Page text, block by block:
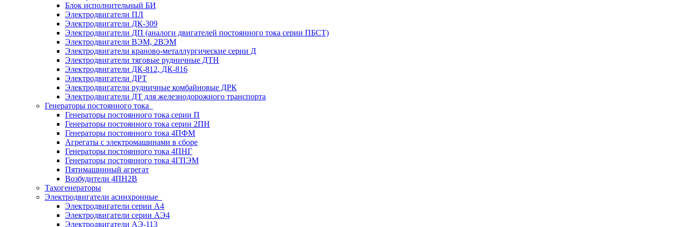
Блок исполнительный БИ
Электродвигатели ПЛ
Электродвигатели ДК-309
Электродвигатели ДП (аналоги двигателей постоянного тока серии ПБСТ)
Электродвигатели ВЭМ, 2ВЭМ
Электродвигатели краново-металлургические серии Д
Электродвигатели тяговые рудничные ДТН
Электродвигатели ДК-812, ДК-816
Электродвигатели ДРТ
Электродвигатели рудничные комбайновые ДРК
Электродвигатели ДТ для железнодорожного транспорта
Генераторы постоянного тока
Генераторы постоянного тока серии П
Генераторы постоянного тока серии 2ПН
Генераторы постоянного тока 4ПФМ
Агрегаты с электромашинами в сборе
Генераторы постоянного тока 4ПНГ
Генераторы постоянного тока 4ГПЭМ
Пятимашинный агрегат
Возбудители 4ПН2В
Тахогенераторы
Электродвигатели асинхронные
Электродвигатели серии А4
Электродвигатели серии АЭ4
Электродвигатели АЭ-113